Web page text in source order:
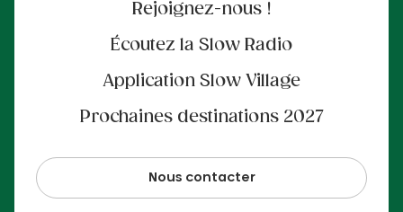
Rejoignez-nous !
Écoutez la Slow Radio
Application Slow Village
Prochaines destinations 2027
Nous contacter